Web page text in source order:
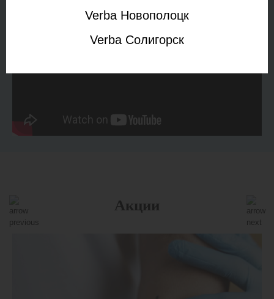
Акции
Verba Новополоцк
Verba Солигорск